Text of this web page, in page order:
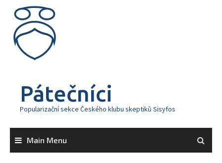
content
Pátečníci
Popularizační sekce Českého klubu skeptiků Sisyfos
Main Menu